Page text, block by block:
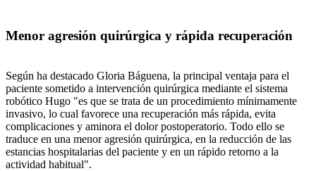
Menor agresión quirúrgica y rápida recuperación
Según ha destacado Gloria Báguena, la principal ventaja para el
paciente sometido a intervención quirúrgica mediante el sistema
robótico Hugo "es que se trata de un procedimiento mínimamente
invasivo, lo cual favorece una recuperación más rápida, evita
complicaciones y aminora el dolor postoperatorio. Todo ello se
traduce en una menor agresión quirúrgica, en la reducción de las
estancias hospitalarias del paciente y en un rápido retorno a la
actividad habitual".